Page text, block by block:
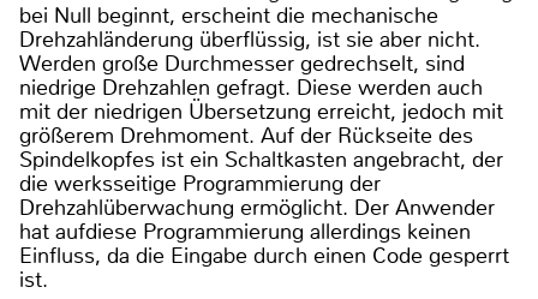
bei Null beginnt, erscheint die mechanische
Drehzahländerung überflüssig, ist sie aber nicht.
Werden große Durchmesser gedrechselt, sind
niedrige Drehzahlen gefragt. Diese werden auch
mit der niedrigen Übersetzung erreicht, jedoch mit
größerem Drehmoment. Auf der Rückseite des
Spindelkopfes ist ein Schaltkasten angebracht, der
die werksseitige Programmierung der
Drehzahlüberwachung ermöglicht. Der Anwender
hat aufdiese Programmierung allerdings keinen
Einfluss, da die Eingabe durch einen Code gesperrt
ist.